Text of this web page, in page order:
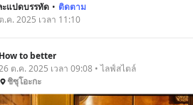
แปดบรรทัด • ติดตาม
.ค. 2025 เวลา 11:10
How to better
ต.ค. 2025 เวลา 09:08 • ไลฟ์สไตล์
ชิซุโอะกะ